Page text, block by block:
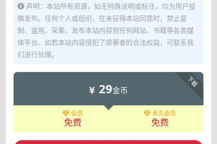
声明：本站所有资源，如无特殊说明或标注，均为用户投
稿发布。任何个人或组织，在未征得本站同意时，禁止复
制、盗用、采集、发布本站内容到任何网站、书籍等各类媒
体平台。如若本站内容侵犯了原著者的合法权益，可联系我
们进行处理。
下载
29金币
会员
免费
永久会员
免费